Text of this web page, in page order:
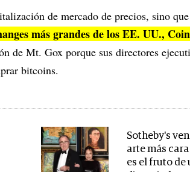
de mercado de precios, sino
más grandes de los EE. UU.,
de Mt. Gox porque sus directores
bitcoins.
Sotheby's
arte más
es el fruto de